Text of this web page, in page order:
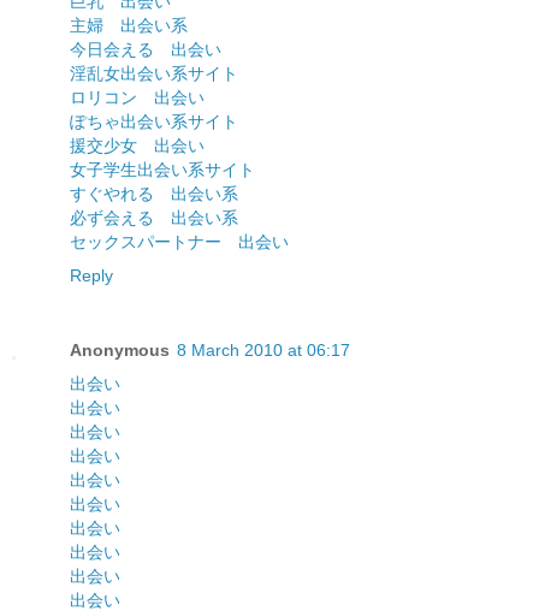
主婦 出会い系
今日会える 出会い
淫乱女出会い系サイト
ロリコン 出会い
ぽちゃ出会い系サイト
援交少女 出会い
女子学生出会い系サイト
すぐやれる 出会い系
必ず会える 出会い系
セックスパートナー 出会い
Reply
Anonymous 8 March 2010 at 06:17
出会い
出会い
出会い
出会い
出会い
出会い
出会い
出会い
出会い
出会い